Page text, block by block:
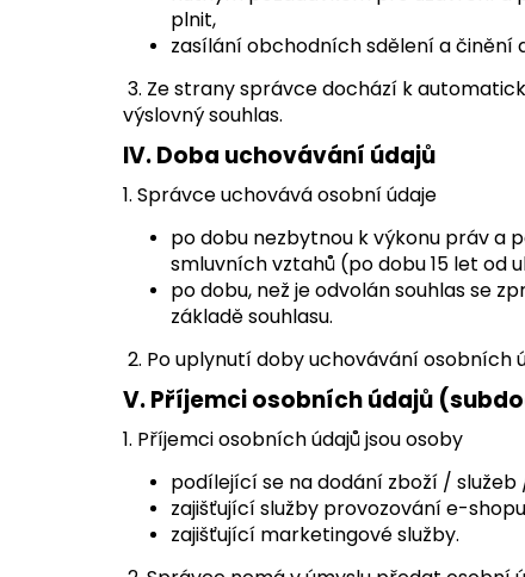
plnit,
zasílání obchodních sdělení a
3. Ze strany správce dochází k
výslovný souhlas.
IV.Doba uchovávání údajů
1. Správce uchovává osobní údaje
po dobu nezbytnou k výkonu práv a
smluvních vztahů (po dobu 15 let od
po dobu, než je odvolán souhlas se
základě souhlasu.
2. Po uplynutí doby uchovávání osobních
V.Příjemci osobních údajů
1. Příjemci osobních údajů jsou osoby
podílející se na dodání zboží /
zajišťující služby provozování e-
zajišťující marketingové služby.